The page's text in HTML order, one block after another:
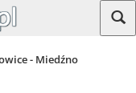
- Miedźno